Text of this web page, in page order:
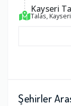
Kayseri
Talas,
Şehirler